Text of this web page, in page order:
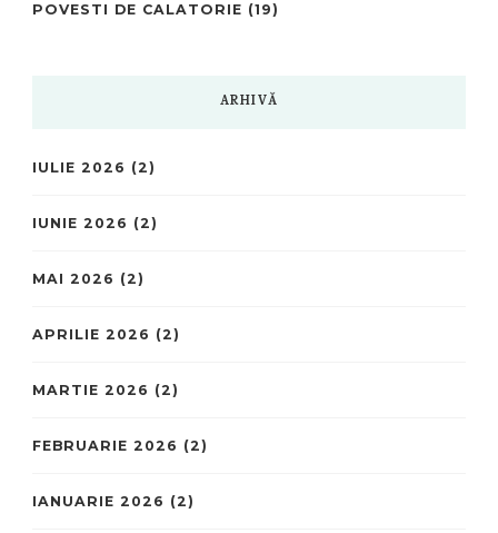
POVESTI DE CALATORIE (19)
ARHIVĂ
IULIE 2026 (2)
IUNIE 2026 (2)
MAI 2026 (2)
APRILIE 2026 (2)
MARTIE 2026 (2)
FEBRUARIE 2026 (2)
IANUARIE 2026 (2)